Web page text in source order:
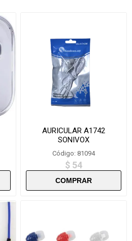
AURICULAR A1742
SONIVOX
Código: 81094
$ 54